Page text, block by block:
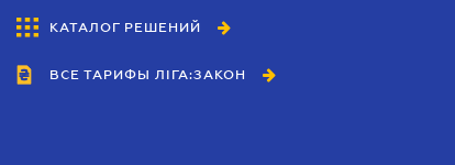
БУХГАЛТЕР&ЗАКОН
ВЕСТНИК МСФО
КАТАЛОГ РЕШЕНИЙ
ВСЕ ТАРИФЫ ЛІГА:ЗАКОН